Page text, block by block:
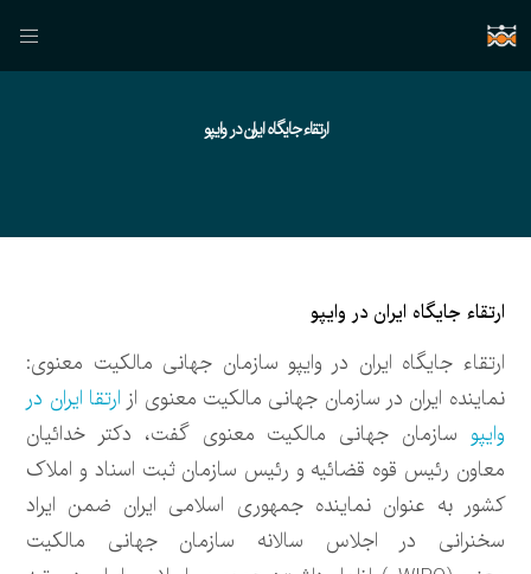
ارتقاء جایگاه ایران در وایپو
ارتقاء جایگاه ایران در وایپو
ارتقاء جایگاه ایران در وایپو سازمان جهانی مالکیت معنوی:
نماینده ایران در سازمان جهانی مالکیت معنوی از ارتقا ایران در
وایپو سازمان جهانی مالکیت معنوی گفت، دکتر خدائیان
معاون رئیس قوه قضائیه و رئیس سازمان ثبت اسناد و املاک
کشور به عنوان نماینده جمهوری اسلامی ایران ضمن ایراد
سخنرانی در اجلاس سالانه سازمان جهانی مالکیت